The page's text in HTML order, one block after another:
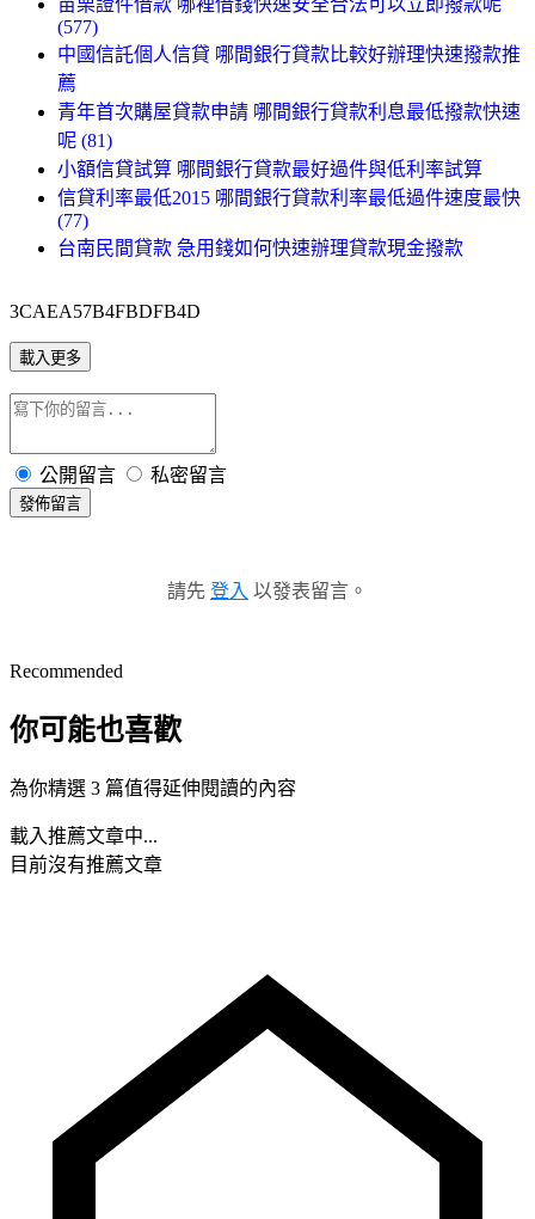
(577)
中國信託個人信貸 哪間銀行貸款比較好辦理快速撥款推
薦
青年首次購屋貸款申請 哪間銀行貸款利息最低撥款快速
呢 (81)
小額信貸試算 哪間銀行貸款最好過件與低利率試算
信貸利率最低2015 哪間銀行貸款利率最低過件速度最快
(77)
台南民間貸款 急用錢如何快速辦理貸款現金撥款
3CAEA57B4FBDFB4D
載入更多
公開留言 私密留言
發佈留言
請先 登入 以發表留言。
Recommended
你可能也喜歡
為你精選 3 篇值得延伸閱讀的內容
載入推薦文章中...
目前沒有推薦文章